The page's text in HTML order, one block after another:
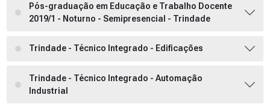
Pós-graduação em Educação e Trabalho Docente
2019/1 - Noturno - Semipresencial - Trindade
Trindade - Técnico Integrado - Edificações
Trindade - Técnico Integrado - Automação
Industrial